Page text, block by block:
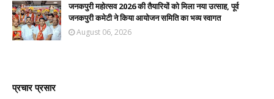
जनकपुरी महोत्सव 2026 की तैयारियों को मिला नया उत्साह, पूर्व
जनकपुरी कमेटी ने किया आयोजन समिति का भव्य स्वागत
August 06, 2026
प्रचार प्रसार